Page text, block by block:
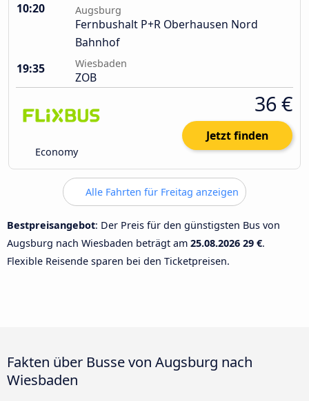
10:20 Augsburg
Fernbushalt P+R Oberhausen Nord
Bahnhof
19:35
Wiesbaden
ZOB
Economy
36 €
Jetzt finden
Alle Fahrten für Freitag anzeigen
Bestpreisangebot: Der Preis für den günstigsten Bus von
Augsburg nach Wiesbaden beträgt am 25.08.2026 29 €.
Flexible Reisende sparen bei den Ticketpreisen.
Fakten über Busse von Augsburg nach
Wiesbaden